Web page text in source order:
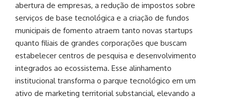
abertura de empresas, a redução de impostos sobre
serviços de base tecnológica e a criação de fundos
municipais de fomento atraem tanto novas startups
quanto filiais de grandes corporações que buscam
estabelecer centros de pesquisa e desenvolvimento
integrados ao ecossistema. Esse alinhamento
institucional transforma o parque tecnológico em um
ativo de marketing territorial substancial, elevando a